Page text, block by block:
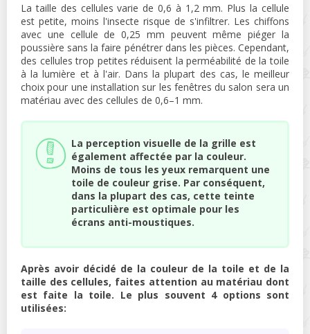
La taille des cellules varie de 0,6 à 1,2 mm. Plus la cellule
est petite, moins l'insecte risque de s'infiltrer. Les chiffons
avec une cellule de 0,25 mm peuvent même piéger la
poussière sans la faire pénétrer dans les pièces. Cependant,
des cellules trop petites réduisent la perméabilité de la toile
à la lumière et à l'air. Dans la plupart des cas, le meilleur
choix pour une installation sur les fenêtres du salon sera un
matériau avec des cellules de 0,6–1 mm.
La perception visuelle de la grille est
également affectée par la couleur.
Moins de tous les yeux remarquent une
toile de couleur grise. Par conséquent,
dans la plupart des cas, cette teinte
particulière est optimale pour les
écrans anti-moustiques.
Après avoir décidé de la couleur de la toile et de la
taille des cellules, faites attention au matériau dont
est faite la toile. Le plus souvent 4 options sont
utilisées: